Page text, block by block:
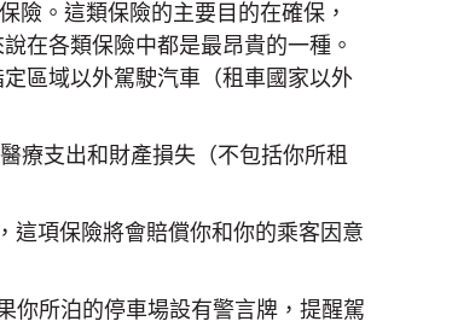
險。這類保險的主要目的在確保，
在各類保險中都是最昂貴的一種。
區域以外駕駛汽車（租車國家以外
療支出和財產損失（不包括你所租
這項保險將會賠償你和你的乘客因意
你所泊的停車場設有警言牌，提醒駕